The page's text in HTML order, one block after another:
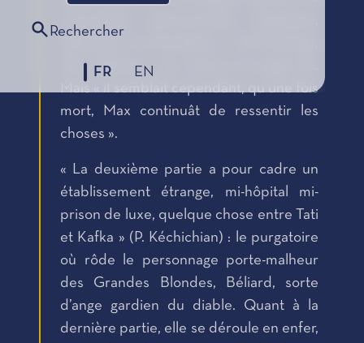
Rechercher
FR EN
Max Delmarc, qui meurt à la page 86.
Mais « il semblait cependant, qu’une fois
mort, Max continuât de ressentir les
choses ».
« La deuxième partie a pour cadre un
établissement étrange, mi-hôpital mi-
prison de luxe, quelque chose entre Tati
et Kafka » (P. Kéchichian) : le purgatoire
où rôde le personnage porte-malheur
des Grandes Blondes, Béliard, sorte
d’ange gardien du diable. Quant à la
dernière partie, elle se déroule en enfer,